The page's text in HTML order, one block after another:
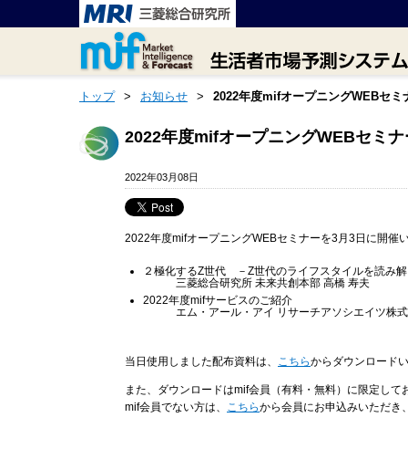
トップ > お知らせ > 2022年度mifオープニングWEBセ
2022年度mifオープニングWEBセミ
2022年03月08日
2022年度mifオープニングWEBセミナーを3月3日に開催
２極化するZ世代 －Z世代のライフスタイルを読み
三菱総合研究所 未来共創本部 高橋 寿夫
2022年度mifサービスのご紹介
エム・アール・アイ リサーチアソシエイツ株式
当日使用しました配布資料は、 こちらからダウンロード
また、ダウンロードはmif会員（有料・無料）に限定して
mif会員でない方は、 こちらから会員にお申込みいただき